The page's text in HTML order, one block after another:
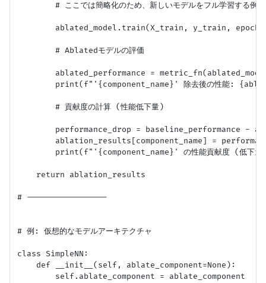
# ここでは簡略化のため、新しいモデルをフル学習する例
ablated_model.train(X_train, y_train,
        # Ablatedモデルの評価
ablated_performance =
print(f"'{component_name}' 除去後の性能:
        # 貢献度の計算 (性能低下量)
performance_drop = baseline_performance -
ablation_results[component_name] =
print(f"'{component_name}' の性能貢献度 (低下
    return ablation_results
# -----------------
# 例: 仮想的なモデルアーキテクチャ
class SimpleNN:
    def __init__(self, ablate_component=None):
        self.ablate_component = ablate_component